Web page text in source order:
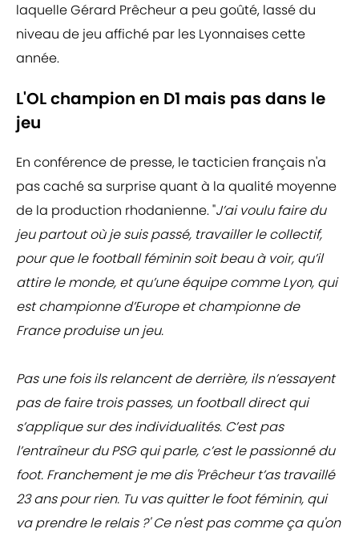
laquelle Gérard Prêcheur a peu goûté, lassé du
niveau de jeu affiché par les Lyonnaises cette
année.
L'OL champion en D1 mais pas dans le
jeu
En conférence de presse, le tacticien français n'a
pas caché sa surprise quant à la qualité moyenne
de la production rhodanienne. "J’ai voulu faire du
jeu partout où je suis passé, travailler le collectif,
pour que le football féminin soit beau à voir, qu’il
attire le monde, et qu’une équipe comme Lyon, qui
est championne d’Europe et championne de
France produise un jeu.
Pas une fois ils relancent de derrière, ils n’essayent
pas de faire trois passes, un football direct qui
s’applique sur des individualités. C’est pas
l’entraîneur du PSG qui parle, c’est le passionné du
foot. Franchement je me dis 'Prêcheur t’as travaillé
23 ans pour rien. Tu vas quitter le foot féminin, qui
va prendre le relais ?' Ce n'est pas comme ça qu'on